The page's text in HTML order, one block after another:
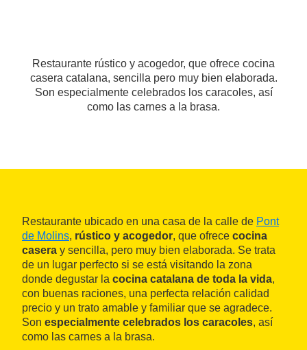
Restaurante rústico y acogedor, que ofrece cocina
casera catalana, sencilla pero muy bien elaborada.
Son especialmente celebrados los caracoles, así
como las carnes a la brasa.
Restaurante ubicado en una casa de la calle de Pont
de Molins, rústico y acogedor, que ofrece cocina
casera y sencilla, pero muy bien elaborada. Se trata
de un lugar perfecto si se está visitando la zona
donde degustar la cocina catalana de toda la vida,
con buenas raciones, una perfecta relación calidad
precio y un trato amable y familiar que se agradece.
Son especialmente celebrados los caracoles, así
como las carnes a la brasa.